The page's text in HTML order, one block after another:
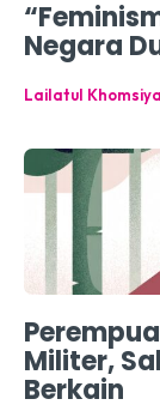
Negara
Lailatul
Militer,
Berkain